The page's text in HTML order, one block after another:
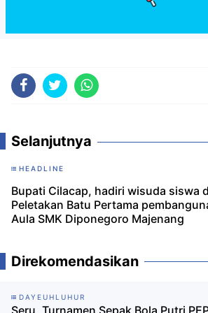
Selanjutnya
HEADLINE
Bupati Cilacap, hadiri wisuda siswa
Peletakan Batu Pertama
Aula SMK Diponegoro Majenang
Direkomendasikan
DAYEUHLUHUR